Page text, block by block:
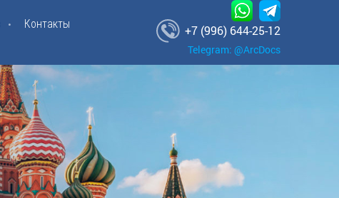
Контакты +7 (996) 644-25-12
Telegram: @ArcDocs